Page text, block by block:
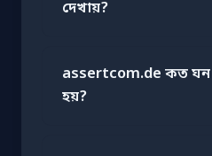
দেখায়?
assertcom.de কত ঘন
হয়?